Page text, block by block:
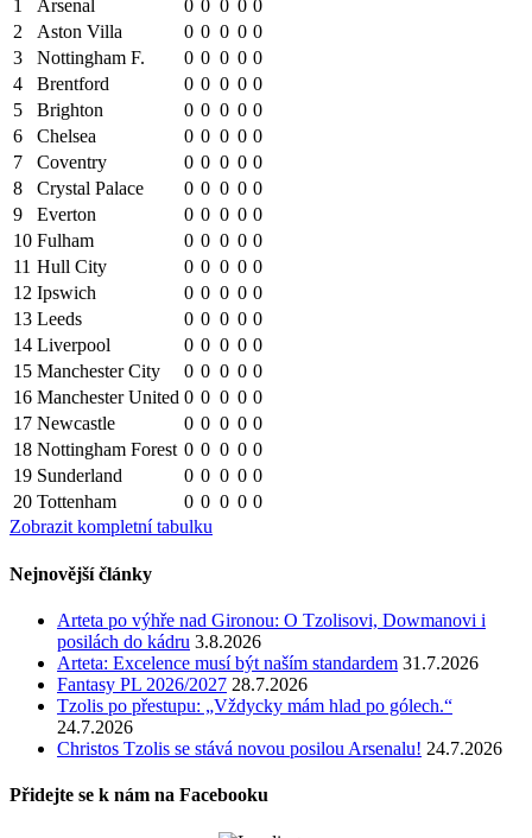
1
Arsenal 0 0 0 0 0
2
Aston Villa 0 0 0 0 0
3
Nottingham F. 0 0 0 0 0
4
Brentford 0 0 0 0 0
5
Brighton 0 0 0 0 0
6
Chelsea 0 0 0 0 0
7
Coventry 0 0 0 0 0
8
Crystal Palace 0 0 0 0 0
9
Everton 0 0 0 0 0
10 Fulham 0 0 0 0 0
11 Hull City 0 0 0 0 0
12 Ipswich 0 0 0 0 0
13 Leeds 0 0 0 0 0
14 Liverpool 0 0 0 0 0
15 Manchester City 0 0 0 0 0
16 Manchester United 0 0 0 0 0
17 Newcastle 0 0 0 0 0
18 Nottingham Forest 0 0 0 0 0
19 Sunderland 0 0 0 0 0
20 Tottenham 0 0 0 0 0
Zobrazit kompletní tabulku
Nejnovější články
Arteta po výhře nad Gironou: O Tzolisovi, Dowmanovi i
posilách do kádru 3.8.2026
Arteta: Excelence musí být naším standardem 31.7.2026
Fantasy PL 2026/2027 28.7.2026
Tzolis po přestupu: „Vždycky mám hlad po gólech.“
24.7.2026
Christos Tzolis se stává novou posilou Arsenalu! 24.7.2026
Přidejte se k nám na Facebooku